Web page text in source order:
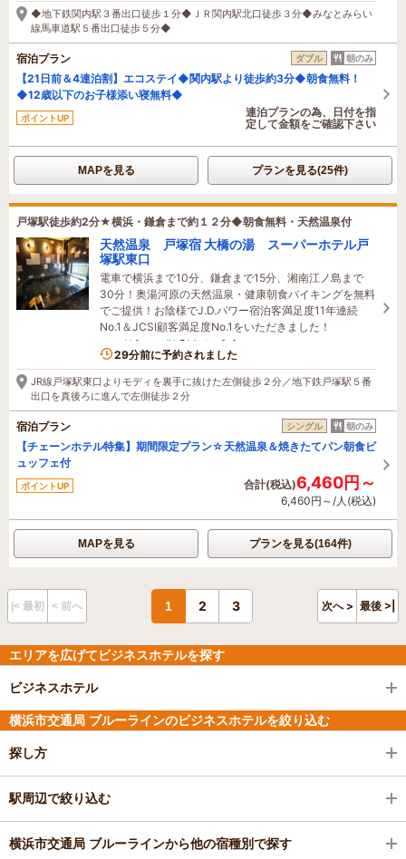
◆地下鉄関内駅３番出口徒歩１分◆ＪＲ関内駅北口徒歩３分◆みなとみらい
線馬車道駅５番出口徒歩５分◆
宿泊プラン ダブル 朝のみ
【21日前＆4連泊割】エコステイ◆関内駅より徒歩約3分◆朝食無料！
◆12歳以下のお子様添い寝無料◆
ポイントUP
連泊プランの為、日付を指
定して金額をご確認下さい
MAPを見る プランを見る(25件)
戸塚駅徒歩約2分★横浜・鎌倉まで約１２分◆朝食無料・天然温泉付
天然温泉 戸塚宿 大橋の湯 スーパーホテル戸
塚駅東口
電車で横浜まで10分、鎌倉まで15分、湘南江ノ島まで
30分！奥湯河原の天然温泉・健康朝食バイキングを無料
でご提供！お陰様でJ.D.パワー宿泊客満足度11年連続
No.1＆JCSI顧客満足度No.1をいただきました！
3名がこの宿を見ています
29分前に予約されました
JR線戸塚駅東口よりモディを裏手に抜けた左側徒歩２分／地下鉄戸塚駅５番
出口を真後ろに進んで左側徒歩２分
宿泊プラン シングル 朝のみ
【チェーンホテル特集】期間限定プラン☆天然温泉＆焼きたてパン朝食ビ
ュッフェ付
ポイントUP 合計(税込)6,460円～
6,460円～/人(税込)
MAPを見る プランを見る(164件)
|< 最初 < 前へ 1 2 3 次へ > 最後 >|
エリアを広げてビジネスホテルを探す
ビジネスホテル
横浜市交通局 ブルーラインのビジネスホテルを絞り込む
探し方
駅周辺で絞り込む
横浜市交通局 ブルーラインから他の宿種別で探す